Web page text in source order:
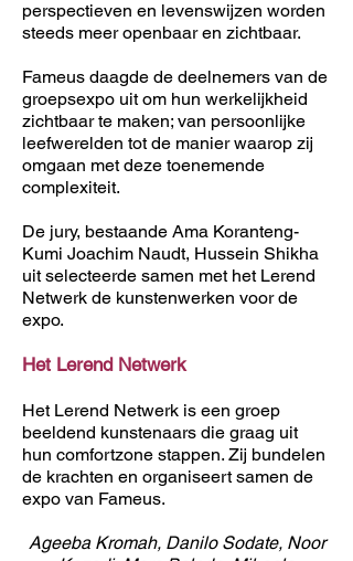
perspectieven en levenswijzen worden
steeds meer openbaar en zichtbaar.
Fameus daagde de deelnemers van de
groepsexpo uit om hun werkelijkheid
zichtbaar te maken; van persoonlijke
leefwerelden tot de manier waarop zij
omgaan met deze toenemende
complexiteit.
De jury, bestaande Ama Koranteng-
Kumi Joachim Naudt, Hussein Shikha
uit selecteerde samen met het Lerend
Netwerk de kunstenwerken voor de
expo.
Het Lerend Netwerk
Het Lerend Netwerk is een groep
beeldend kunstenaars die graag uit
hun comfortzone stappen. Zij bundelen
de krachten en organiseert samen de
expo van Fameus.
Ageeba Kromah, Danilo Sodate, Noor